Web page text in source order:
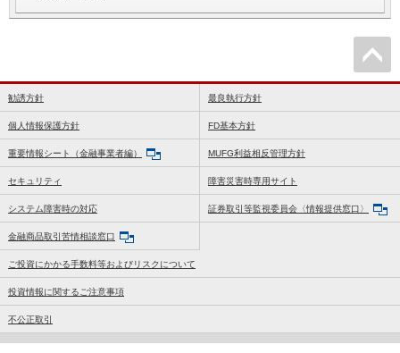
勧誘方針 最良執行方針
個人情報保護方針 FD基本方針
重要情報シート（金融事業者編） MUFG利益相反管理方針
セキュリティ 障害災害時専用サイト
システム障害時の対応 証券取引等監視委員会〈情報提供窓口〉
金融商品取引苦情相談窓口
ご投資にかかる手数料等およびリスクについて
投資情報に関するご注意事項
不公正取引